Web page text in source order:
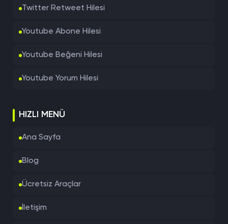
Twitter Retweet Hilesi
Youtube Abone Hilesi
Youtube Beğeni Hilesi
Youtube Yorum Hilesi
HIZLI MENÜ
Ana Sayfa
Blog
Ücretsiz Araçlar
İletişim